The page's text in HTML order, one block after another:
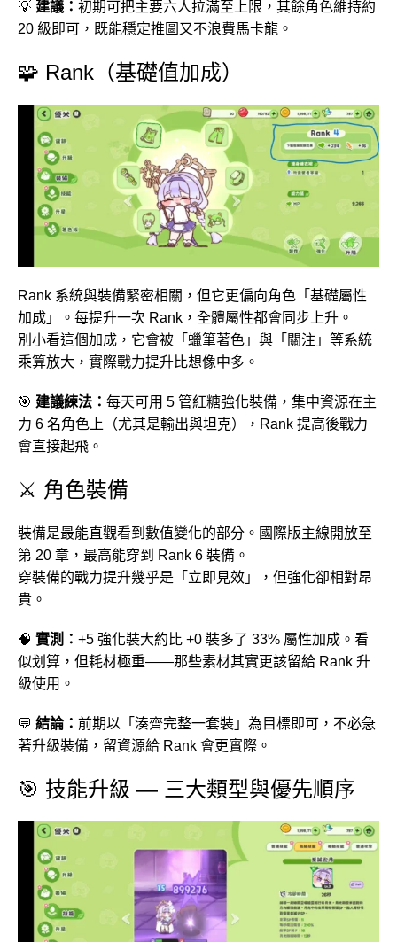
💡 建議： 初期可把主要六人拉滿至上限，其餘角色維持約
20 級即可，既能穩定推圖又不浪費馬卡龍。
🧩 Rank（基礎值加成）
Rank 系統與裝備緊密相關，但它更偏向角色「基礎屬性
加成」。每提升一次 Rank，全體屬性都會同步上升。
別小看這個加成，它會被「蠟筆著色」與「關注」等系統
乘算放大，實際戰力提升比想像中多。
🎯 建議練法： 每天可用 5 管紅糖強化裝備，集中資源在主
力 6 名角色上（尤其是輸出與坦克），Rank 提高後戰力
會直接起飛。
⚔️ 角色裝備
裝備是最能直觀看到數值變化的部分。國際版主線開放至
第 20 章，最高能穿到 Rank 6 裝備。
穿裝備的戰力提升幾乎是「立即見效」，但強化卻相對昂
貴。
🧠 實測： +5 強化裝大約比 +0 裝多了 33% 屬性加成。看
似划算，但耗材極重——那些素材其實更該留給 Rank 升
級使用。
💬 結論： 前期以「湊齊完整一套裝」為目標即可，不必急
著升級裝備，留資源給 Rank 會更實際。
🎯 技能升級 — 三大類型與優先順序